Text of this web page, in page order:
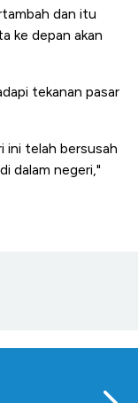
dan itu
ke depan akan
tekanan pasar
ini telah bersusah
dalam negeri,"